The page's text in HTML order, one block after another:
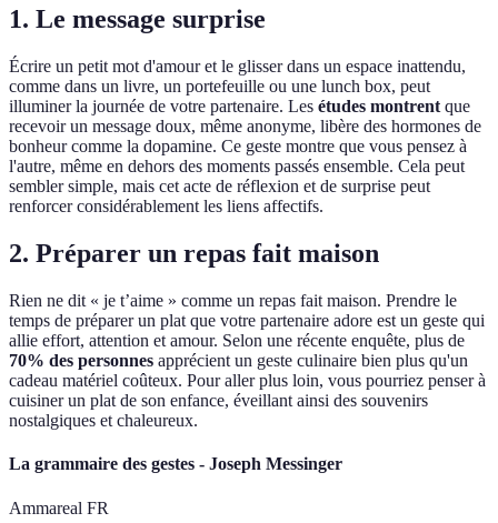
1. Le message surprise
Écrire un petit mot d'amour et le glisser dans un espace inattendu,
comme dans un livre, un portefeuille ou une lunch box, peut
illuminer la journée de votre partenaire. Les études montrent que
recevoir un message doux, même anonyme, libère des hormones de
bonheur comme la dopamine. Ce geste montre que vous pensez à
l'autre, même en dehors des moments passés ensemble. Cela peut
sembler simple, mais cet acte de réflexion et de surprise peut
renforcer considérablement les liens affectifs.
2. Préparer un repas fait maison
Rien ne dit « je t’aime » comme un repas fait maison. Prendre le
temps de préparer un plat que votre partenaire adore est un geste qui
allie effort, attention et amour. Selon une récente enquête, plus de
70% des personnes apprécient un geste culinaire bien plus qu'un
cadeau matériel coûteux. Pour aller plus loin, vous pourriez penser à
cuisiner un plat de son enfance, éveillant ainsi des souvenirs
nostalgiques et chaleureux.
La grammaire des gestes - Joseph Messinger
Ammareal FR